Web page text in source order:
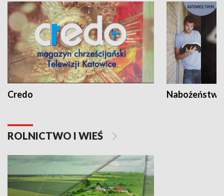
Credo
ROLNICTWO I WIEŚ